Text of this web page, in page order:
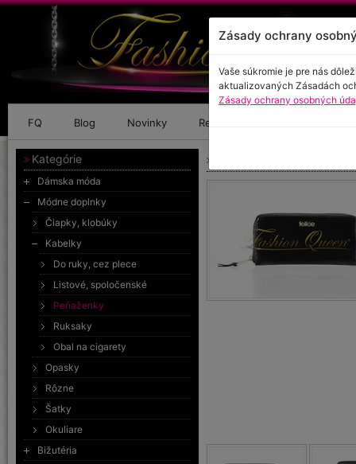
FQ Blog Novinky Referencie
Kategórie
Dámska móda
Módne doplnky
Čiapky, klobúky
Kabelky
Do ruky, cez plece
Listové, spoločenské
Peňaženky
Ruksaky
Obal na cigarety
Opasky
Rôzne
Šatky
Okuliare
Bižutéria
Zásady ochrany
Vaše súkromie je pre nás
aktualizovaných Zásadách
Zásady ochrany osobných